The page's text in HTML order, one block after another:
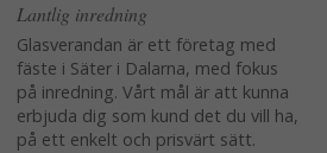
Lantlig inredning
Glasverandan är ett företag med
fäste i Säter i Dalarna, med fokus
på inredning. Vårt mål är att kunna
erbjuda dig som kund det du vill ha,
på ett enkelt och prisvärt sätt.